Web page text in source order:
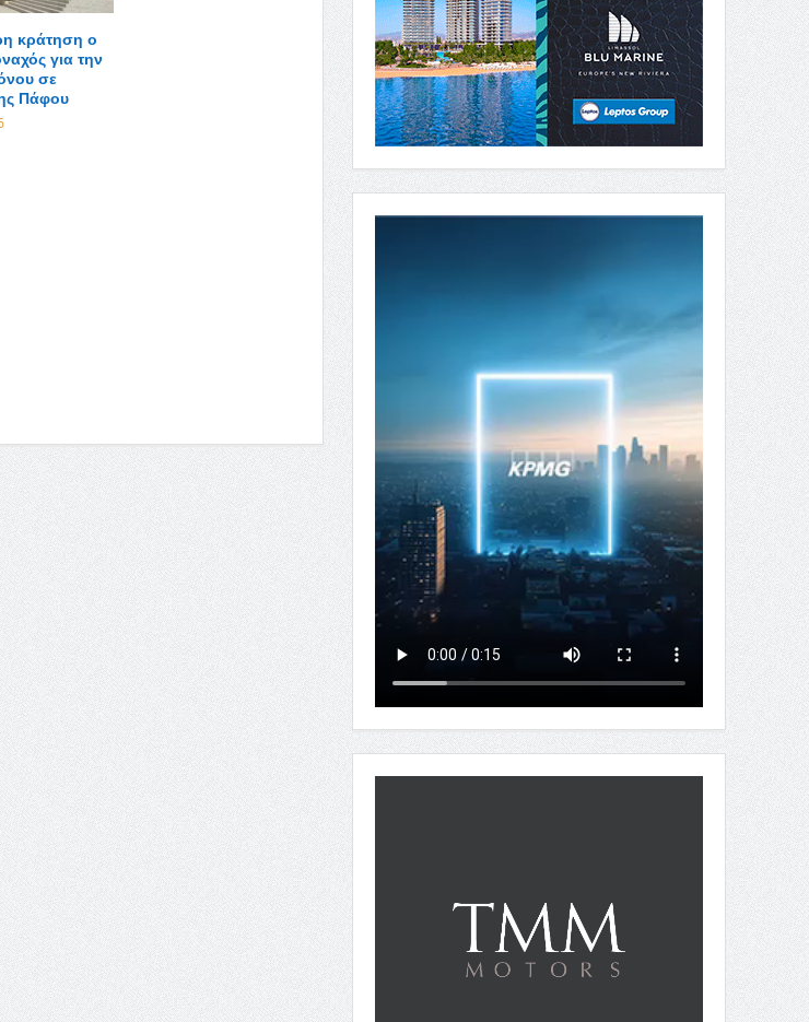
κράτηση ο
για την
σε
Πάφου